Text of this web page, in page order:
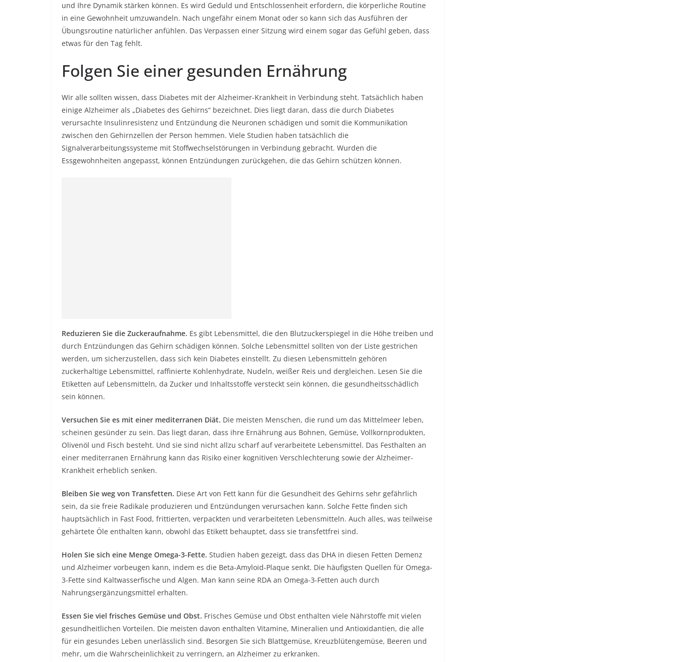
und Ihre Dynamik stärken können. Es wird Geduld und Entschlossenheit erfordern, die körperliche Routine
in eine Gewohnheit umzuwandeln. Nach ungefähr einem Monat oder so kann sich das Ausführen der
Übungsroutine natürlicher anfühlen. Das Verpassen einer Sitzung wird einem sogar das Gefühl geben, dass
etwas für den Tag fehlt.
Folgen Sie einer gesunden Ernährung
Wir alle sollten wissen, dass Diabetes mit der Alzheimer-Krankheit in Verbindung steht. Tatsächlich haben
einige Alzheimer als „Diabetes des Gehirns“ bezeichnet. Dies liegt daran, dass die durch Diabetes
verursachte Insulinresistenz und Entzündung die Neuronen schädigen und somit die Kommunikation
zwischen den Gehirnzellen der Person hemmen. Viele Studien haben tatsächlich die
Signalverarbeitungssysteme mit Stoffwechselstörungen in Verbindung gebracht. Wurden die
Essgewohnheiten angepasst, können Entzündungen zurückgehen, die das Gehirn schützen können.
Reduzieren Sie die Zuckeraufnahme. Es gibt Lebensmittel, die den Blutzuckerspiegel in die Höhe treiben und
durch Entzündungen das Gehirn schädigen können. Solche Lebensmittel sollten von der Liste gestrichen
werden, um sicherzustellen, dass sich kein Diabetes einstellt. Zu diesen Lebensmitteln gehören
zuckerhaltige Lebensmittel, raffinierte Kohlenhydrate, Nudeln, weißer Reis und dergleichen. Lesen Sie die
Etiketten auf Lebensmitteln, da Zucker und Inhaltsstoffe versteckt sein können, die gesundheitsschädlich
sein können.
Versuchen Sie es mit einer mediterranen Diät. Die meisten Menschen, die rund um das Mittelmeer leben,
scheinen gesünder zu sein. Das liegt daran, dass ihre Ernährung aus Bohnen, Gemüse, Vollkornprodukten,
Olivenöl und Fisch besteht. Und sie sind nicht allzu scharf auf verarbeitete Lebensmittel. Das Festhalten an
einer mediterranen Ernährung kann das Risiko einer kognitiven Verschlechterung sowie der Alzheimer-
Krankheit erheblich senken.
Bleiben Sie weg von Transfetten. Diese Art von Fett kann für die Gesundheit des Gehirns sehr gefährlich
sein, da sie freie Radikale produzieren und Entzündungen verursachen kann. Solche Fette finden sich
hauptsächlich in Fast Food, frittierten, verpackten und verarbeiteten Lebensmitteln. Auch alles, was teilweise
gehärtete Öle enthalten kann, obwohl das Etikett behauptet, dass sie transfettfrei sind.
Holen Sie sich eine Menge Omega-3-Fette. Studien haben gezeigt, dass das DHA in diesen Fetten Demenz
und Alzheimer vorbeugen kann, indem es die Beta-Amyloid-Plaque senkt. Die häufigsten Quellen für Omega-
3-Fette sind Kaltwasserfische und Algen. Man kann seine RDA an Omega-3-Fetten auch durch
Nahrungsergänzungsmittel erhalten.
Essen Sie viel frisches Gemüse und Obst. Frisches Gemüse und Obst enthalten viele Nährstoffe mit vielen
gesundheitlichen Vorteilen. Die meisten davon enthalten Vitamine, Mineralien und Antioxidantien, die alle
für ein gesundes Leben unerlässlich sind. Besorgen Sie sich Blattgemüse, Kreuzblütengemüse, Beeren und
mehr, um die Wahrscheinlichkeit zu verringern, an Alzheimer zu erkranken.